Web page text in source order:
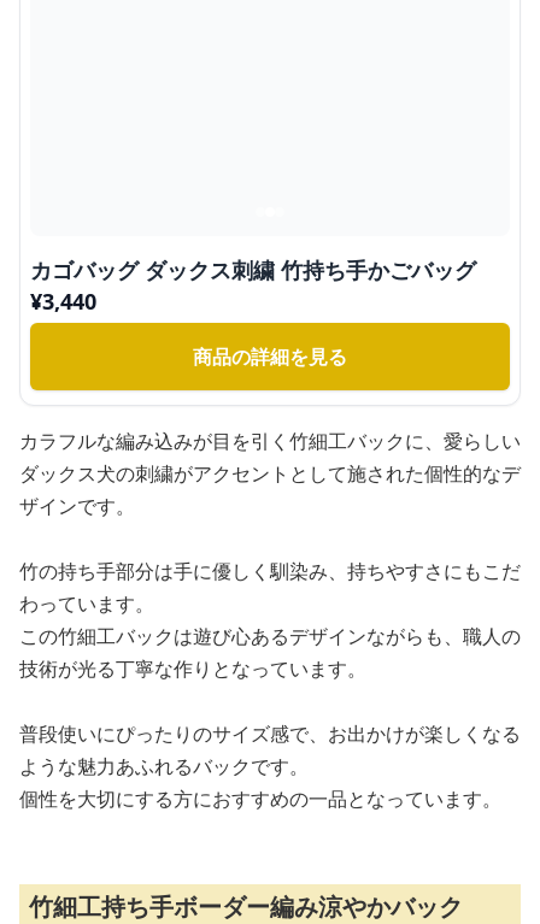
カゴバッグ ダックス刺繍 竹持ち手かごバッグ
¥3,440
商品の詳細を見る
カラフルな編み込みが目を引く竹細工バックに、愛らしい
ダックス犬の刺繍がアクセントとして施された個性的なデ
ザインです。
竹の持ち手部分は手に優しく馴染み、持ちやすさにもこだ
わっています。
この竹細工バックは遊び心あるデザインながらも、職人の
技術が光る丁寧な作りとなっています。
普段使いにぴったりのサイズ感で、お出かけが楽しくなる
ような魅力あふれるバックです。
個性を大切にする方におすすめの一品となっています。
竹細工持ち手ボーダー編み涼やかバック